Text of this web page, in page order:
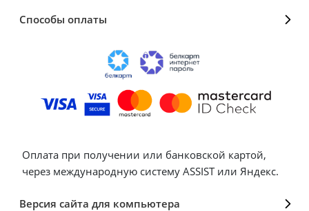
Способы оплаты
Оплата при получении или банковской картой,
через международную систему ASSIST или Яндекс.
Версия сайта для компьютера